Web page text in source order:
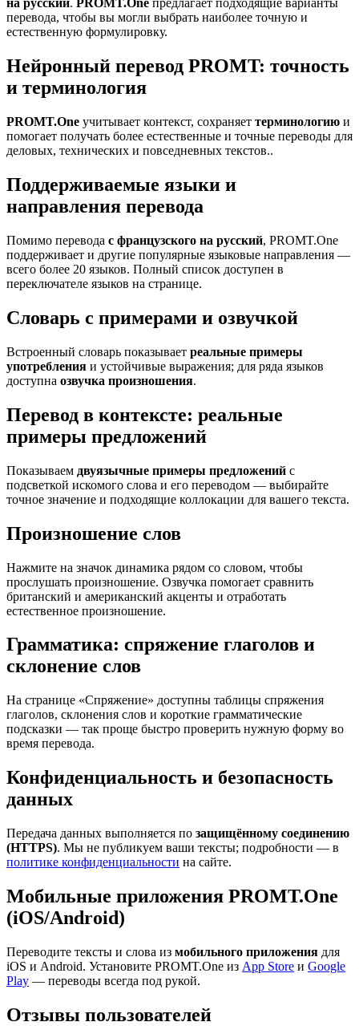
на русский. PROMT.One предлагает подходящие варианты
перевода, чтобы вы могли выбрать наиболее точную и
естественную формулировку.
Нейронный перевод PROMT: точность
и терминология
PROMT.One учитывает контекст, сохраняет терминологию и
помогает получать более естественные и точные переводы для
деловых, технических и повседневных текстов..
Поддерживаемые языки и
направления перевода
Помимо перевода с французского на русский, PROMT.One
поддерживает и другие популярные языковые направления —
всего более 20 языков. Полный список доступен в
переключателе языков на странице.
Словарь с примерами и озвучкой
Встроенный словарь показывает реальные примеры
употребления и устойчивые выражения; для ряда языков
доступна озвучка произношения.
Перевод в контексте: реальные
примеры предложений
Показываем двуязычные примеры предложений с
подсветкой искомого слова и его переводом — выбирайте
точное значение и подходящие коллокации для вашего текста.
Произношение слов
Нажмите на значок динамика рядом со словом, чтобы
прослушать произношение. Озвучка помогает сравнить
британский и американский акценты и отработать
естественное произношение.
Грамматика: спряжение глаголов и
склонение слов
На странице «Спряжение» доступны таблицы спряжения
глаголов, склонения слов и короткие грамматические
подсказки — так проще быстро проверить нужную форму во
время перевода.
Конфиденциальность и безопасность
данных
Передача данных выполняется по защищённому соединению
(HTTPS). Мы не публикуем ваши тексты; подробности — в
политике конфиденциальности на сайте.
Мобильные приложения PROMT.One
(iOS/Android)
Переводите тексты и слова из мобильного приложения для
iOS и Android. Установите PROMT.One из App Store и Google
Play — переводы всегда под рукой.
Отзывы пользователей